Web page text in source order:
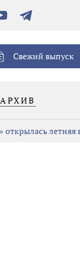
Телеграм
Свежий выпуск
АРХИВ
летняя